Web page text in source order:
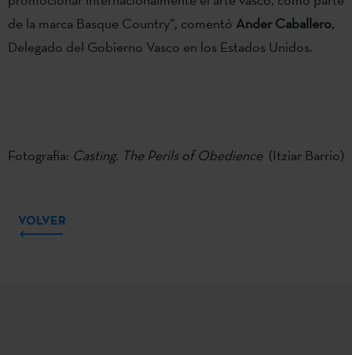
de la marca Basque Country”, comentó Ander Caballero,
Delegado del Gobierno Vasco en los Estados Unidos.
Fotografía: Casting. The Perils of Obedience (Itziar Barrio)
VOLVER